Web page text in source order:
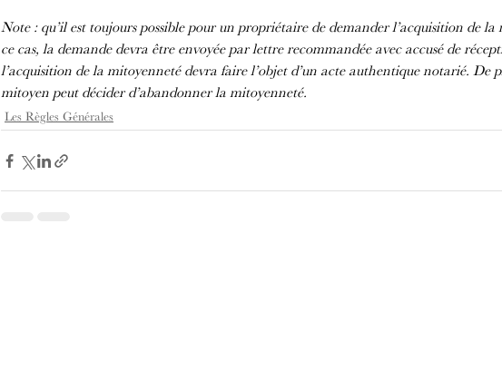
Note : qu’il est toujours possible pour un propriétaire de demander l’acquisition de
ce cas, la demande devra être envoyée par lettre recommandée avec accusé de
l’acquisition de la mitoyenneté devra faire l’objet d’un acte authentique notarié. De
mitoyen peut décider d’abandonner la mitoyenneté.
Les Règles Générales